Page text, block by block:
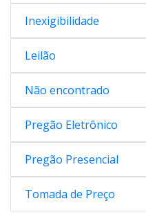
Inexigibilidade
Leilão
Não encontrado
Pregão Eletrônico
Pregão Presencial
Tomada de Preço